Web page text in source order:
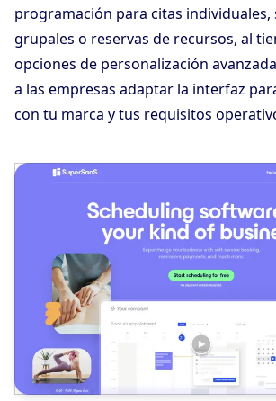
programación para citas individuales,
grupales o reservas de recursos, al
opciones de personalización
a las empresas adaptar la interfaz
con tu marca y tus requisitos